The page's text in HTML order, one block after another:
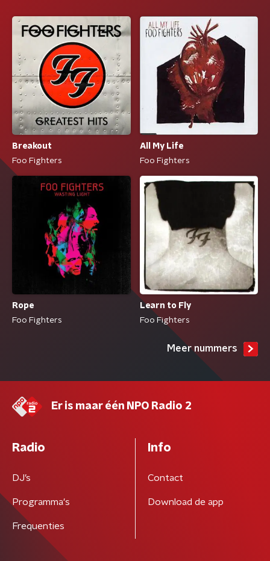
Breakout
Foo Fighters
All My Life
Foo Fighters
Rope
Foo Fighters
Learn to Fly
Foo Fighters
Meer nummers
Er is maar één NPO Radio 2
Radio
DJ’s
Programma's
Frequenties
Info
Contact
Download de app